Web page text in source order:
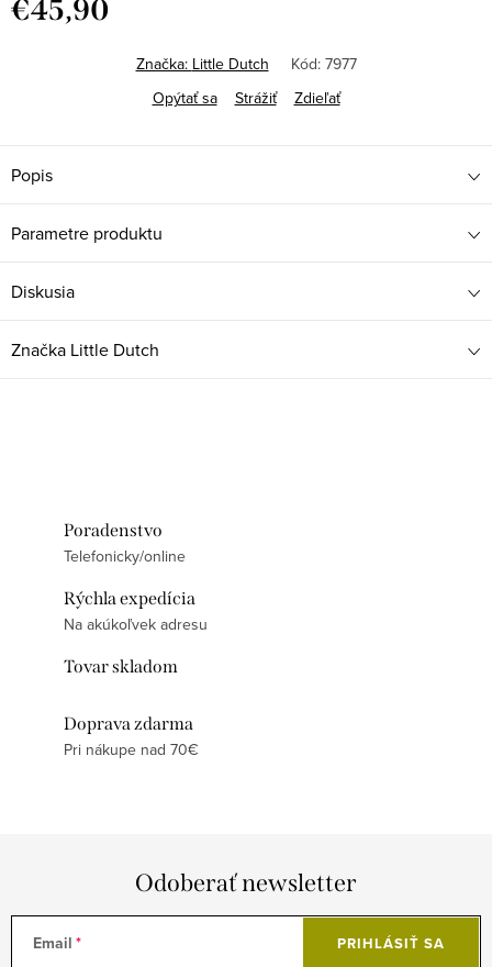
€45,90
Značka: Little Dutch Kód: 7977
Opýtať sa
Strážiť Zdieľať
Popis
Parametre produktu
Diskusia
Značka Little Dutch
Poradenstvo
Telefonicky/online
Rýchla expedícia
Na akúkoľvek adresu
Tovar skladom
Doprava zdarma
Pri nákupe nad 70€
Odoberať newsletter
Email PRIHLÁSIŤ SA